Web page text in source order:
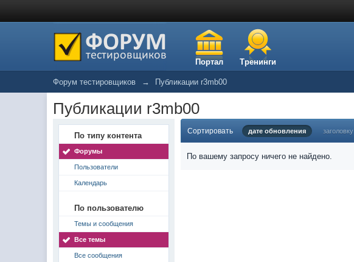
Портал Тренинги
Форум тестировщиков → Публикации r3mb00
Публикации r3mb00
По типу контента
Форумы
Пользователи
Календарь
По пользователю
Темы и сообщения
Все темы
Все сообщения
Сортировать дате обновления заголовку
По вашему запросу ничего не найдено.